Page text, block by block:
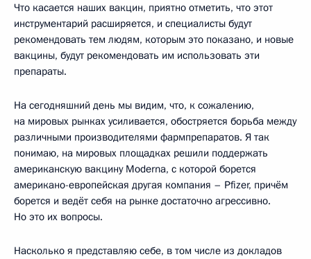
Что касается наших вакцин, приятно отметить, что этот
инструментарий расширяется, и специалисты будут
рекомендовать тем людям, которым это показано, и новые
вакцины, будут рекомендовать им использовать эти
препараты.
На сегодняшний день мы видим, что, к сожалению,
на мировых рынках усиливается, обостряется борьба между
различными производителями фармпрепаратов. Я так
понимаю, на мировых площадках решили поддержать
американскую вакцину Moderna, с которой борется
американо-европейская другая компания – Pfizer, причём
борется и ведёт себя на рынке достаточно агрессивно.
Но это их вопросы.
Насколько я представляю себе, в том числе из докладов